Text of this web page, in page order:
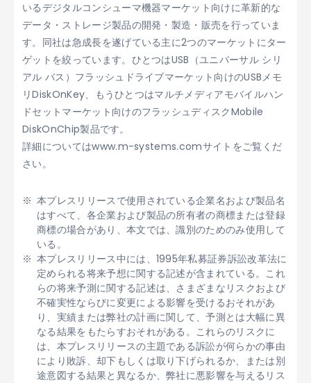
いるデジタルコンシューマ機器マーケット向けに革新的な
データ・ストレージ製品の開発・製造・販売を行っていま
す。同社は急成長を遂げている主に2つのマーケットにター
ゲットを絞っています。ひとつはUSB（ユニバーサル シリ
アル バス）フラッシュドライブマーケット向けのUSBメモ
リDiskOnKey、もうひとつはマルチメディアモバイルハン
ドセットマーケット向けのフラッシュディスクMobile
DiskOnChip製品です。
詳細についてはwww.m-systems.comサイトをご覧くだ
さい。
本プレスリリースで使用されている企業名および製品名
はすべて、各企業および製品の所有者の商標または登録
商標の場合があり、本文では、識別のためのみ使用して
いる。
本プレスリリース中には、1995年私募証券訴訟改革法に
定められる将来予想に関する記述が含まれている。これ
らの将来予測に関する記述は、さまざまなリスクおよび
不確実性ならびに変更による影響を受けるおそれがあ
り、実績または弊社の計画に関して、予測とは大幅に異
なる結果をもたらすおそれがある。これらのリスクに
は、本プレスリリースの主題である訴訟が何らかの事由
により敗訴、却下もしくは取り下げられるか、または別
途意図する結果と異なるか、弊社に悪影響を与えるリス